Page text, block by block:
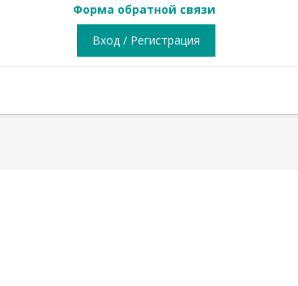
Форма обратной связи
Вход / Регистрация